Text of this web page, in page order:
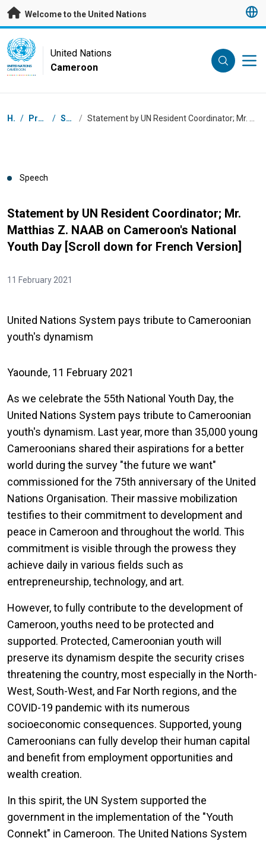
Skip to main content
Welcome to the United Nations
UN Logo
UNITED NATIONS
CAMEROON
United Nations
Cameroon
Breadcrumb
Home / Press Centre / Speeches /
Speech
Statement by UN Resident Coordinator; Mr.
Matthias Z. NAAB on Cameroon's National
Youth Day [Scroll down for French Version]
11 February 2021
United Nations System pays tribute to Cameroonian
youth's dynamism
Yaounde, 11 February 2021
As we celebrate the 55th National Youth Day, the
United Nations System pays tribute to Cameroonian
youth's dynamism. Last year, more than 35,000 young
Cameroonians shared their aspirations for a better
world during the survey "the future we want"
commissioned for the 75th anniversary of the United
Nations Organisation. Their massive mobilization
testifies to their commitment to development and
peace in Cameroon and throughout the world. This
commitment is visible through the prowess they
achieve daily in various fields such as
entrepreneurship, technology, and art.
However, to fully contribute to the development of
Cameroon, youths need to be protected and
supported. Protected, Cameroonian youth will
preserve its dynamism despite the security crises
threatening the country, most especially in the North-
West, South-West, and Far North regions, and the
COVID-19 pandemic with its numerous
socioeconomic consequences. Supported, young
Cameroonians can fully develop their human capital
and benefit from employment opportunities and
wealth creation.
In this spirit, the UN System supported the
government in the implementation of the "Youth
Connekt" in Cameroon. The United Nations System